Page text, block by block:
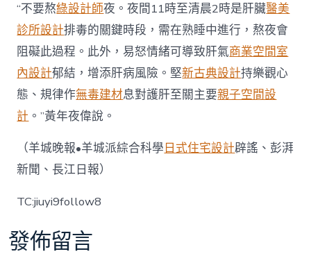
“不要熬綠設計師夜。夜間11時至清晨2時是肝臟醫美
診所設計排毒的關鍵時段，需在熟睡中進行，熬夜會
阻礙此過程。此外，易怒情緒可導致肝氣商業空間室
內設計郁結，增添肝病風險。堅新古典設計持樂觀心
態、規律作無毒建材息對護肝至關主要親子空間設
計 。”黃年夜偉說。
（羊城晚報•羊城派綜合科學日式住宅設計辟謠、彭湃
新聞、長江日報）
TC:jiuyi9follow8
發佈留言